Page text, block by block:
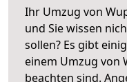
Ihr Umzug von
und Sie wissen
sollen? Es gibt
einem Umzug von
beachten sind.